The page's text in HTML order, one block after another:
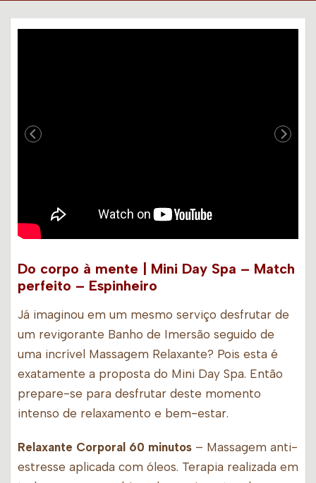
Do corpo à mente | Mini Day Spa – Match
perfeito – Espinheiro
Já imaginou em um mesmo serviço desfrutar de
um revigorante Banho de Imersão seguido de
uma incrível Massagem Relaxante? Pois esta é
exatamente a proposta do Mini Day Spa. Então
prepare-se para desfrutar deste momento
intenso de relaxamento e bem-estar.
Relaxante Corporal 60 minutos – Massagem anti-
estresse aplicada com óleos. Terapia realizada em